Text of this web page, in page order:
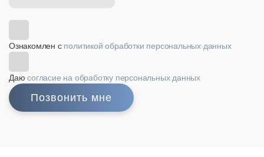
Ознакомлен с политикой обработки персональных данных
Даюсогласие на обработку персональных данных